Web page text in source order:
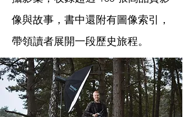
像與故事，書中還附有圖像索引，
帶領讀者展開一段歷史旅程。